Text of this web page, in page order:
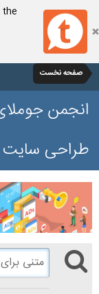
صفحه نخست
انجمن
طراحی سایت